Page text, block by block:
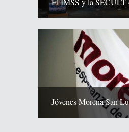
Jóvenes Morena San